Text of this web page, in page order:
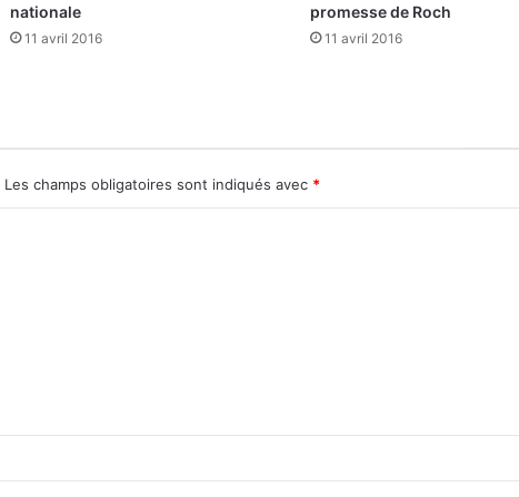
e
nationale
11 avril 2016
promesse de Roch
11 avril 2016
Les champs obligatoires sont indiqués avec *